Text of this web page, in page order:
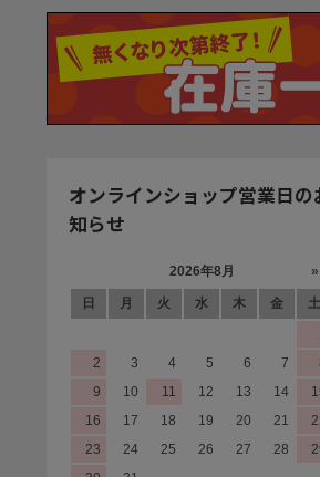
オンラインショップ営業日の
知らせ